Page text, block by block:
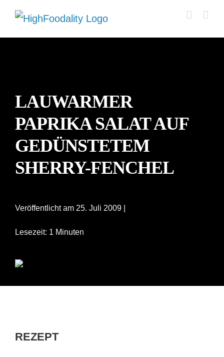
Zum
Inhalt
LAUWARMER
PAPRIKA SALAT AUF
GEDÜNSTETEM
SHERRY-FENCHEL
Veröffentlicht am 25. Juli 2009 |
Lesezeit: 1 Minuten
REZEPT